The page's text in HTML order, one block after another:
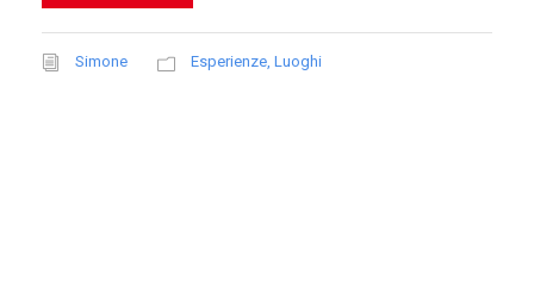
Simone Esperienze, Luoghi